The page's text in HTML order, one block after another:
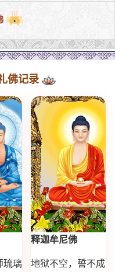
佛记录
琉璃
释迦牟尼佛
地狱不空，誓不成